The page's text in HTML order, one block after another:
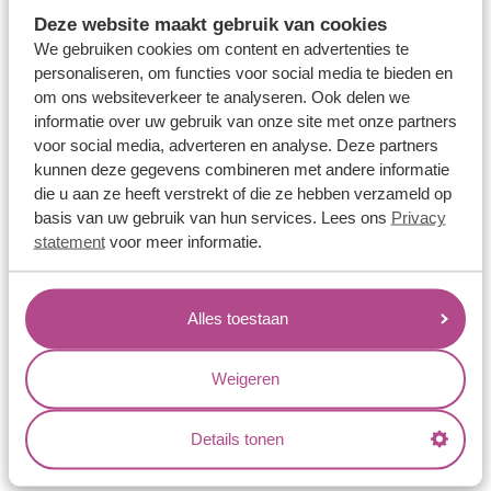
Deze website maakt gebruik van cookies
We gebruiken cookies om content en advertenties te
personaliseren, om functies voor social media te bieden en
om ons websiteverkeer te analyseren. Ook delen we
informatie over uw gebruik van onze site met onze partners
voor social media, adverteren en analyse. Deze partners
kunnen deze gegevens combineren met andere informatie
die u aan ze heeft verstrekt of die ze hebben verzameld op
basis van uw gebruik van hun services. Lees ons Privacy
statementvoor meer informatie.
Alles toestaan
Weigeren
Details tonen
Memoireringen
Verlovingsringen
Vriendschapsringen
Over ons
Aller Spanninga
Historie
Certificaten
Jouw voordelen
Conflictvrije Materialen
Oneindig veel mogelijkheden
Kwaliteit
Juweliers & Contact